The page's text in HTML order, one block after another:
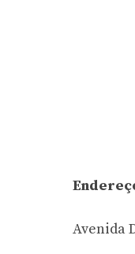
Avenida